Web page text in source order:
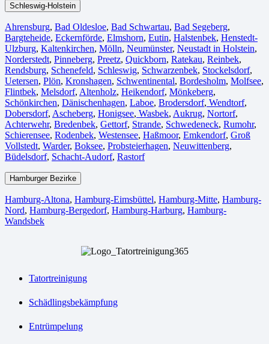
Schleswig-Holstein
Ahrensburg, Bad Oldesloe, Bad Schwartau, Bad Segeberg,
Bargteheide, Eckernförde, Elmshorn, Eutin, Halstenbek, Henstedt-
Ulzburg, Kaltenkirchen, Mölln, Neumünster, Neustadt in Holstein,
Norderstedt, Pinneberg, Preetz, Quickborn, Ratekau, Reinbek,
Rendsburg, Schenefeld, Schleswig, Schwarzenbek, Stockelsdorf,
Uetersen, Plön, Kronshagen, Schwentinental, Bordesholm, Molfsee,
Flintbek, Melsdorf, Altenholz, Heikendorf, Mönkeberg,
Schönkirchen, Dänischenhagen, Laboe, Brodersdorf, Wendtorf,
Dobersdorf, Ascheberg, Honigsee, Wasbek, Aukrug, Nortorf,
Achterwehr, Bredenbek, Gettorf, Strande, Schwedeneck, Rumohr,
Schierensee, Rodenbek, Westensee, Haßmoor, Emkendorf, Groß
Vollstedt, Warder, Boksee, Probsteierhagen, Neuwittenberg,
Büdelsdorf, Schacht-Audorf, Rastorf
Hamburger Bezirke
Hamburg-Altona, Hamburg-Eimsbüttel, Hamburg-Mitte, Hamburg-
Nord, Hamburg-Bergedorf, Hamburg-Harburg, Hamburg-
Wandsbek
Tatortreinigung
Schädlingsbekämpfung
Entrümpelung